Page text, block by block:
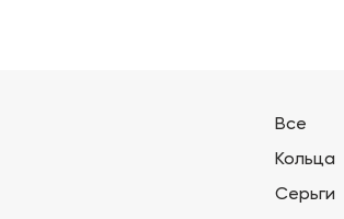
Все
Кольца
Серьги